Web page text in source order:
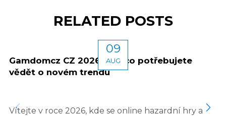
RELATED POSTS
09
AUG
Gamdomcz CZ 2026 Vše, co potřebujete
vědět o novém trendu
Vítejte v roce 2026, kde se online hazardní hry a